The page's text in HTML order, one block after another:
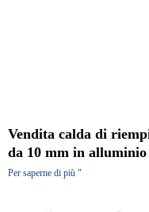
Vendita calda di
da 10 mm in
Per saperne di più "